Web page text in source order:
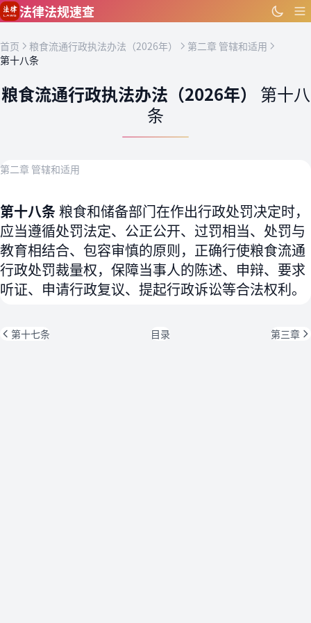
跳到主要内容
法律法规速查
首页 粮食流通行政执法办法（2026年）
第二章 管辖和适用
第十八条
粮食流通行政执法办法（2026年） 第十八
条
第二章 管辖和适用
第十八条粮食和储备部门在作出行政处罚决定时，
应当遵循处罚法定、公正公开、过罚相当、处罚与
教育相结合、包容审慎的原则，正确行使粮食流通
行政处罚裁量权，保障当事人的陈述、申辩、要求
听证、申请行政复议、提起行政诉讼等合法权利。
第十七条 目录 第三章